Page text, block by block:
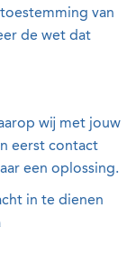
van
de wet dat
wij met jouw
eerst contact
een oplossing.
in te dienen